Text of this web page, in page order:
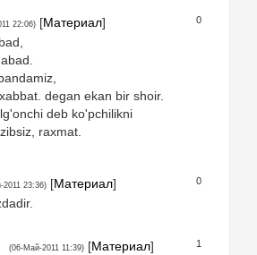
0
22:06) [Материал]
degan ekan bir shoir.
deb ko'pchilikni
raxmat.
0
2011 23:36) [Материал]
1
(06-Май-2011 11:39) [Материал]